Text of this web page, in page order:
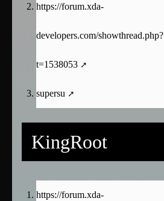
https://forum.xda-
developers.com/showthread.php?
t=1538053
supersu
KingRoot
https://forum.xda-